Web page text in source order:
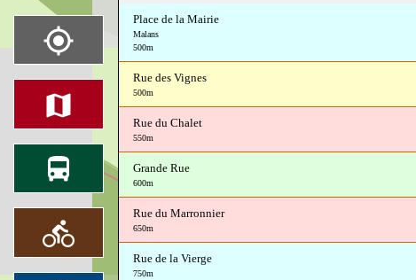
Place de la Mairie
Malans
500m
Rue des Vignes
500m
Rue du Chalet
550m
Grande Rue
600m
Rue du Marronnier
650m
Rue de la Vierge
750m